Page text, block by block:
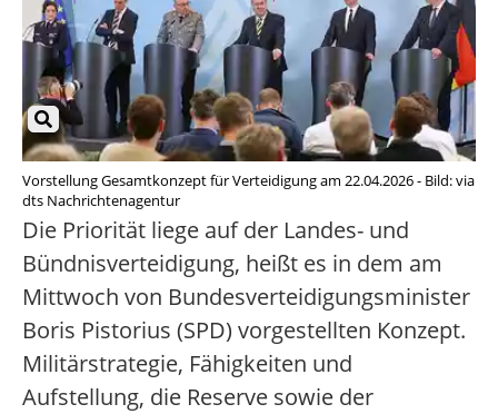
Vorstellung Gesamtkonzept für Verteidigung am 22.04.2026 - Bild: via
dts Nachrichtenagentur
Die Priorität liege auf der Landes- und
Bündnisverteidigung, heißt es in dem am
Mittwoch von Bundesverteidigungsminister
Boris Pistorius (SPD) vorgestellten Konzept.
Militärstrategie, Fähigkeiten und
Aufstellung, die Reserve sowie der